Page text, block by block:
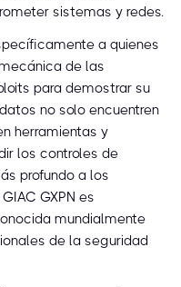
sistemas y redes.
a quienes
de las
para demostrar su
no solo encuentren
herramientas y
los controles de
profundo a los
GXPN es
mundialmente
de la seguridad